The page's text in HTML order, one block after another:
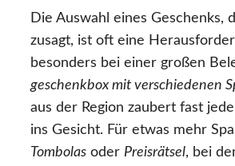
Die Auswahl eines Geschenks,
zusagt, ist oft eine
besonders bei einer großen
geschenkbox mit verschiedenen
aus der Region zaubert fast
ins Gesicht. Für etwas mehr
Tombolas oder Preisrätsel, bei